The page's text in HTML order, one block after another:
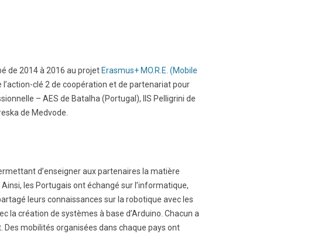
de 2014 à 2016 au projet Erasmus+ MO.R.E. (Mobile
l’action-clé 2 de coopération et de partenariat pour
– AES de Batalha (Portugal), IIS Pelligrini de
de Medvode.
d’enseigner aux partenaires la matière
les Portugais ont échangé sur l’informatique,
leurs connaissances sur la robotique avec les
la création de systèmes à base d’Arduino. Chacun a
mobilités organisées dans chaque pays ont